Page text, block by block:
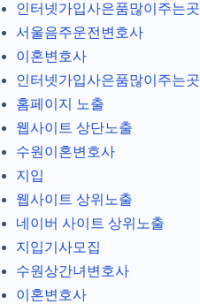
인터넷가입사은품많이주는곳
서울음주운전변호사
이혼변호사
인터넷가입사은품많이주는곳
홈페이지 노출
웹사이트 상단노출
수원이혼변호사
지입
웹사이트 상위노출
네이버 사이트 상위노출
지입기사모집
수원상간녀변호사
이혼변호사